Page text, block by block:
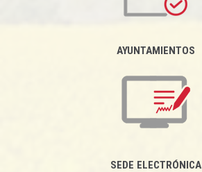
AYUNTAMIENTOS
SEDE ELECTRÓNICA